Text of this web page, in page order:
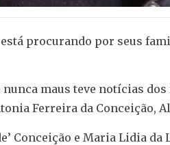
procurando por seus
nunca maus teve notícias
Ferreira da Conceição,
Conceição e Maria Lidia